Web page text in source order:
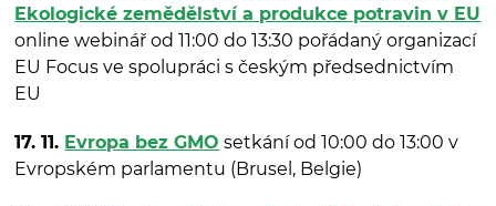
Ekologické zemědělství a produkce potravin v EU
online webinář od 11:00 do 13:30 pořádaný organizací
EU Focus ve spolupráci s českým předsednictvím
EU
17. 11. Evropa bez GMO setkání od 10:00 do 13:00 v
Evropském parlamentu (Brusel, Belgie)